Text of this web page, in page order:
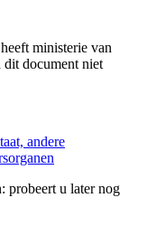
ministerie van
dit document niet
andere
probeert u later nog